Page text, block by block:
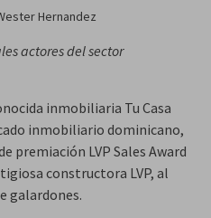
Hernandez
actores del sector
inmobiliaria Tu Casa
inmobiliario dominicano,
premiación LVP Sales Award
constructora LVP, al
galardones.